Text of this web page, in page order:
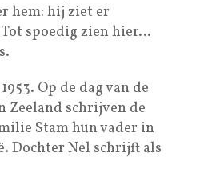
hem: hij ziet er
spoedig zien hier…
Op de dag van de
Zeeland schrijven de
Stam hun vader in
Dochter Nel schrijft als